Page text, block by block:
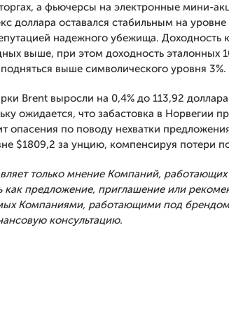
а фьючерсы на электронные мини-
доллара оставался стабильным на
надежного убежища. Доходность
выше, при этом доходность эталонных
выше символического уровня 3%.
Brent выросли на 0,4% до 113,92 доллара
ожидается, что забастовка в Норвегии
опасения по поводу нехватки
$1809,2 за унцию, компенсируя потери
только мнение Компаний,
как предложение, приглашение или
Компаниями, работающими под брендом
консультацию.